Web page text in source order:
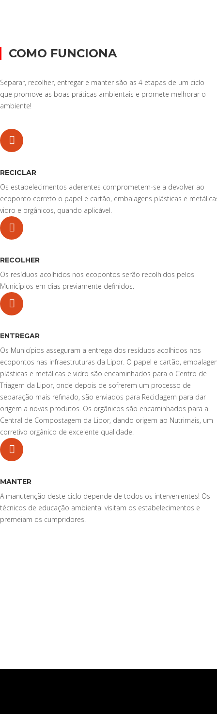
COMO FUNCIONA
Separar, recolher, entregar e manter são as 4 etapas de um ciclo
que promove as boas práticas ambientais e promete melhorar o
ambiente!
RECICLAR
Os estabelecimentos aderentes comprometem-se a devolver ao
ecoponto correto o papel e cartão, embalagens plásticas e
vidro e orgânicos, quando aplicável.
RECOLHER
Os resíduos acolhidos nos ecopontos serão recolhidos pelos
Municípios em dias previamente definidos.
ENTREGAR
Os Municípios asseguram a entrega dos resíduos acolhidos nos
ecopontos nas infraestruturas da Lipor. O papel e cartão,
plásticas e metálicas e vidro são encaminhados para o Centro de
Triagem da Lipor, onde depois de sofrerem um processo de
separação mais refinado, são enviados para Reciclagem para dar
origem a novas produtos. Os orgânicos são encaminhados para a
Central de Compostagem da Lipor, dando origem ao Nutrimais, um
corretivo orgânico de excelente qualidade.
MANTER
A manutenção deste ciclo depende de todos os intervenientes! Os
técnicos de educação ambiental visitam os estabelecimentos e
premeiam os cumpridores.